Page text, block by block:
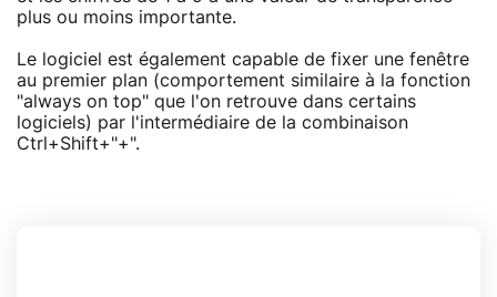
plus ou moins importante.
Le logiciel est également capable de fixer une fenêtre
au premier plan (comportement similaire à la fonction
"always on top" que l'on retrouve dans certains
logiciels) par l'intermédiaire de la combinaison
Ctrl+Shift+"+".